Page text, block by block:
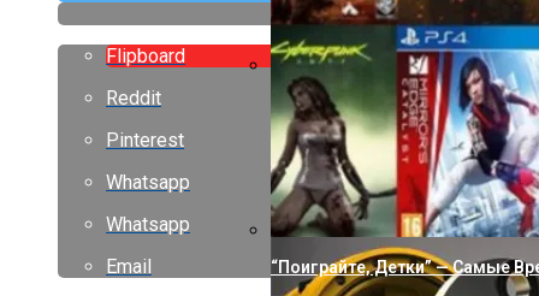
Как Сделать Водопровод В
Правильное Использование
Операционной Системе
“Поиграйте, Детки” — Самые
Flipboard
Reddit
Pinterest
Whatsapp
Whatsapp
Email